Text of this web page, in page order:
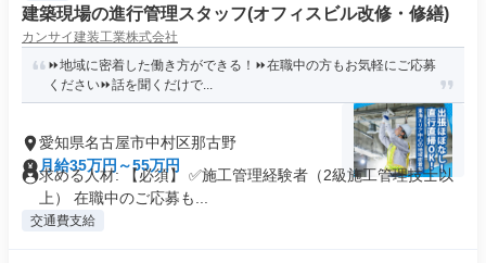
建築現場の進行管理スタッフ(オフィスビル改修・修繕)
カンサイ建装工業株式会社
⏩️地域に密着した働き方ができる！⏩️在職中の方もお気軽にご応募
ください⏩️話を聞くだけで...
愛知県名古屋市中村区那古野
月給35万円～55万円
求める人材: 【必須】 ✅施工管理経験者（2級施工管理技士以
上） 在職中のご応募も...
交通費支給